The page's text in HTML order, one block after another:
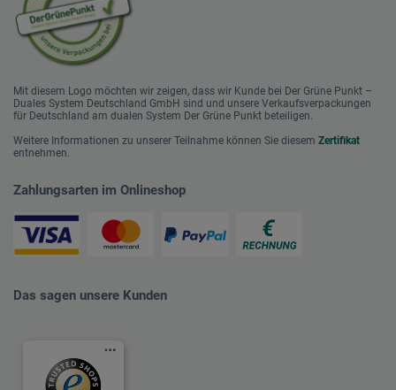
Mit diesem Logo möchten wir zeigen, dass wir Kunde bei Der Grüne Punkt –
Duales System Deutschland GmbH sind und unsere Verkaufsverpackungen
für Deutschland am dualen System Der Grüne Punkt beteiligen.
Weitere Informationen zu unserer Teilnahme können Sie diesem Zertifikat
entnehmen.
Zahlungsarten im Onlineshop
Das sagen unsere Kunden